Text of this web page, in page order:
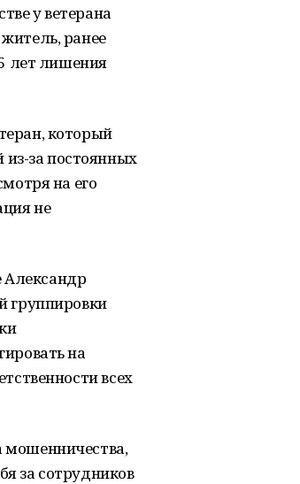
у ветерана
ранее
лет лишения
который
из-за постоянных
на его
не
группировки
на
всех
мошенничества,
за сотрудников